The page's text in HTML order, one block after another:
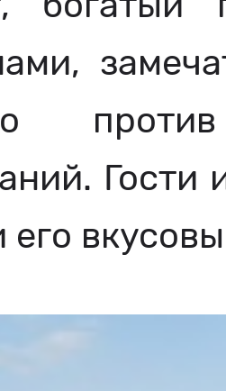
Гости